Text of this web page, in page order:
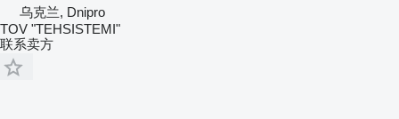
乌克兰, Dnipro
TOV "TEHSISTEMI"
联系卖方